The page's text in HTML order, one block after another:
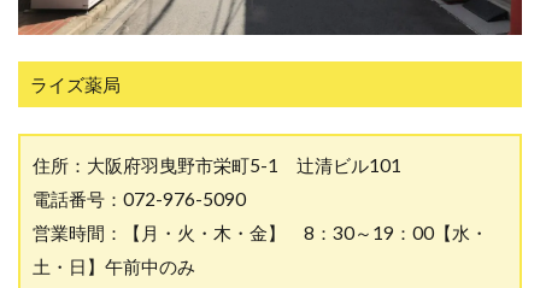
ライズ薬局
住所：大阪府羽曳野市栄町5-1 辻清ビル101
電話番号：072-976-5090
営業時間：【月・火・木・金】 8：30～19：00【水・
土・日】午前中のみ